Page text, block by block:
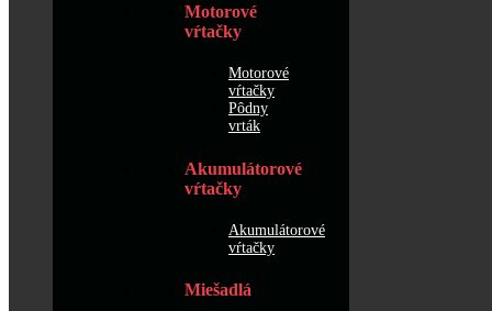
Motorové
vŕtačky
Motorové
vŕtačky
Pôdny
vrták
Akumulátorové
vŕtačky
Akumulátorové
vŕtačky
Miešadlá